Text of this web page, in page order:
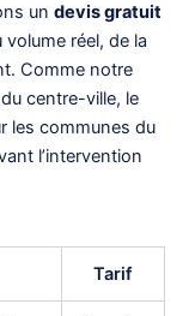
un devis gratuit
réel, de la
Comme notre
centre-ville, le
les communes du
l’intervention
Tarif